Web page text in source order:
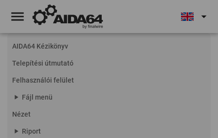
menu arrow_drop_down
AIDA64 Kézikönyv
Telepítési útmutató
Felhasználói felület
play_arrow Fájl menü
Nézet
play_arrow Riport